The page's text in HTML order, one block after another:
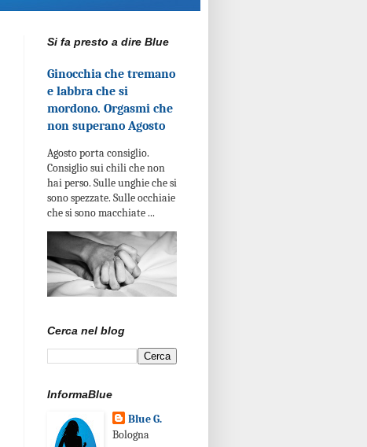
Si fa presto a dire Blue
Ginocchia che tremano
e labbra che si
mordono. Orgasmi che
non superano Agosto
Agosto porta consiglio.
Consiglio sui chili che non
hai perso. Sulle unghie che si
sono spezzate. Sulle occhiaie
che si sono macchiate ...
Cerca nel blog
InformaBlue
Blue G.
Bologna